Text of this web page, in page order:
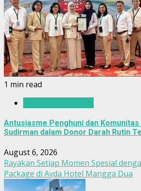
1 min read
Antusiasme Penghuni dan
Sudirman dalam Donor Darah Rutin
August 6, 2026
Rayakan Setiap Momen Spesial
Package di Ayda Hotel Mangga Dua